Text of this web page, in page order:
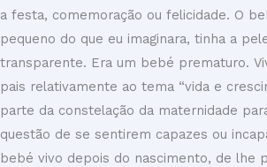
a festa, comemoração ou felicidade. O
pequeno do que eu imaginara, tinha a
transparente. Era um bebé prematuro.
pais relativamente ao tema “vida e
parte da constelação da maternidade
questão de se sentirem capazes ou
bebé vivo depois do nascimento, de lhe